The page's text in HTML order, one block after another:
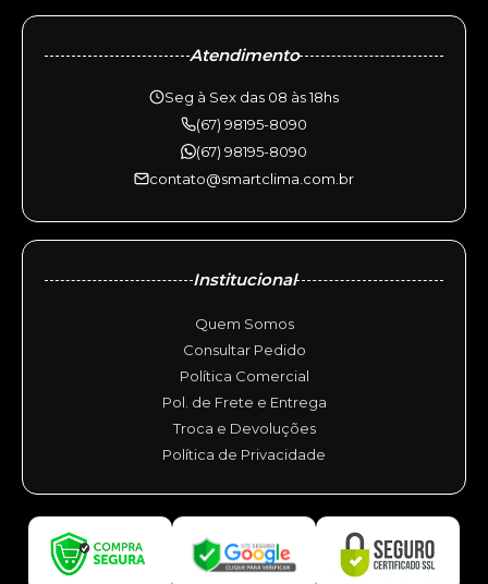
Atendimento
Seg à Sex das 08 às 18hs
(67) 98195-8090
(67) 98195-8090
contato@smartclima.com.br
Institucional
Quem Somos
Consultar Pedido
Política Comercial
Pol. de Frete e Entrega
Troca e Devoluções
Política de Privacidade